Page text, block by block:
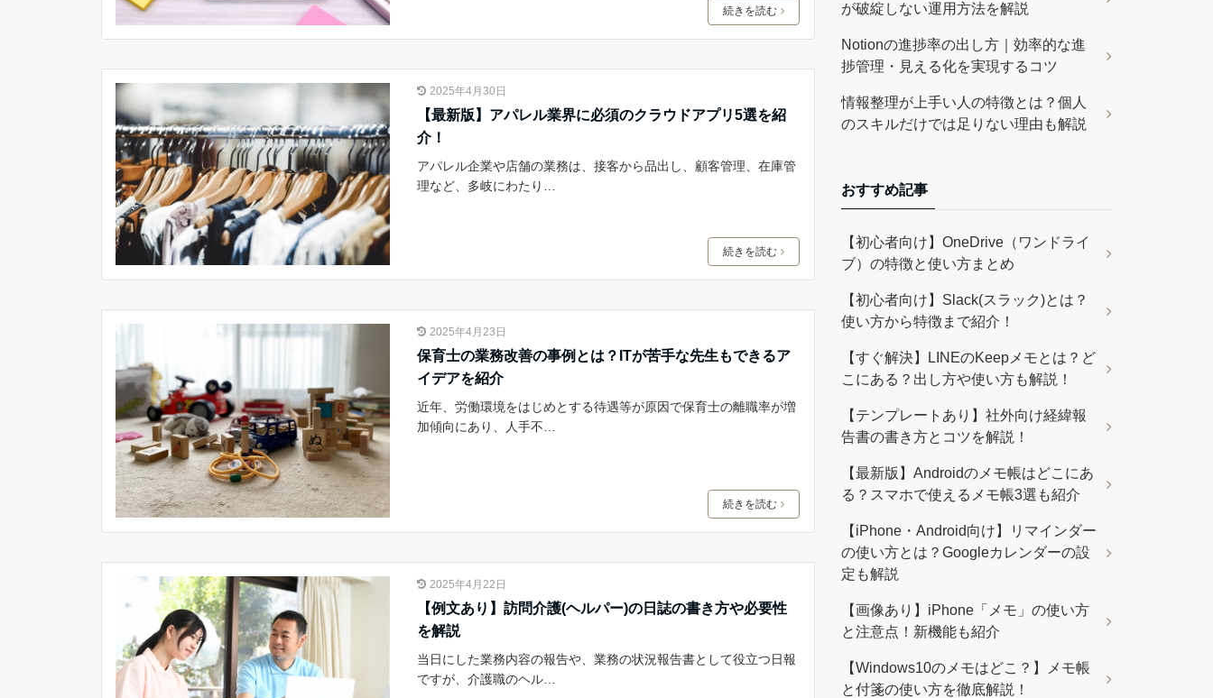
続きを読む
2025年4月30日
【最新版】アパレル業界に必須のクラウドアプリ5選を紹
介！
アパレル企業や店舗の業務は、接客から品出し、顧客管理、在庫管
理など、多岐にわたり…
続きを読む
2025年4月23日
保育士の業務改善の事例とは？ITが苦手な先生もできるア
イデアを紹介
近年、労働環境をはじめとする待遇等が原因で保育士の離職率が増
加傾向にあり、人手不…
続きを読む
2025年4月22日
【例文あり】訪問介護(ヘルパー)の日誌の書き方や必要性
を解説
当日にした業務内容の報告や、業務の状況報告書として役立つ日報
ですが、介護職のヘル…
が破綻しない運用方法を解説
Notionの進捗率の出し方｜効率的な進
捗管理・見える化を実現するコツ
情報整理が上手い人の特徴とは？個人
のスキルだけでは足りない理由も解説
おすすめ記事
【初心者向け】OneDrive（ワンドライ
ブ）の特徴と使い方まとめ
【初心者向け】Slack(スラック)とは？
使い方から特徴まで紹介！
【すぐ解決】LINEのKeepメモとは？ど
こにある？出し方や使い方も解説！
【テンプレートあり】社外向け経緯報
告書の書き方とコツを解説！
【最新版】Androidのメモ帳はどこにあ
る？スマホで使えるメモ帳3選も紹介
【iPhone・Android向け】リマインダー
の使い方とは？Googleカレンダーの設
定も解説
【画像あり】iPhone「メモ」の使い方
と注意点！新機能も紹介
【Windows10のメモはどこ？】メモ帳
と付箋の使い方を徹底解説！